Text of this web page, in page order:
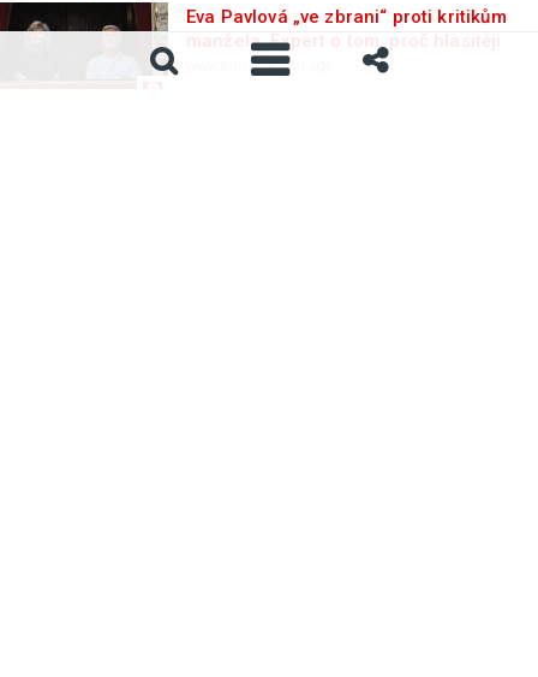
Eva Pavlová „ve zbrani“ proti kritikům
manžela: Expert o tom, proč hlasitěji
vstupuje do politiky
www.blesk.cz 4d ago